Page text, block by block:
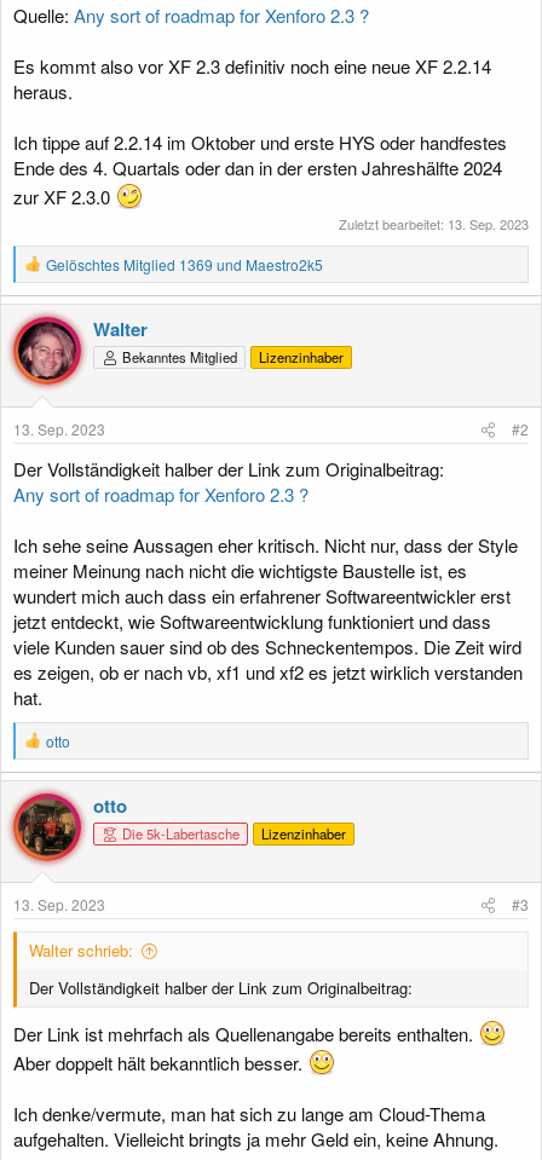
Quelle: Any sort of roadmap for Xenforo 2.3 ?
Es kommt also vor XF 2.3 definitiv noch eine neue XF 2.2.14
heraus.
Ich tippe auf 2.2.14 im Oktober und erste HYS oder handfestes
Ende des 4. Quartals oder dan in der ersten Jahreshälfte 2024
zur XF 2.3.0
Zuletzt bearbeitet: 13. Sep. 2023
R
e
a
k
t
i
o
n
n
Gelöschtes Mitglied 1369 und Maestro2k5
Walter
Bekanntes Mitglied Lizenzinhaber
13. Sep. 2023 #2
Der Vollständigkeit halber der Link zum Originalbeitrag:
Any sort of roadmap for Xenforo 2.3 ?
Ich sehe seine Aussagen eher kritisch. Nicht nur, dass der Style
meiner Meinung nach nicht die wichtigste Baustelle ist, es
wundert mich auch dass ein erfahrener Softwareentwickler erst
jetzt entdeckt, wie Softwareentwicklung funktioniert und dass
viele Kunden sauer sind ob des Schneckentempos. Die Zeit wird
es zeigen, ob er nach vb, xf1 und xf2 es jetzt wirklich verstanden
hat.
R
e
a
k
t
i
o
n
n
otto
otto
Die 5k-Labertasche Lizenzinhaber
13. Sep. 2023 #3
Walter schrieb:
Der Vollständigkeit halber der Link zum Originalbeitrag:
Der Link ist mehrfach als Quellenangabe bereits enthalten.
Aber doppelt hält bekanntlich besser.
Ich denke/vermute, man hat sich zu lange am Cloud-Thema
aufgehalten. Vielleicht bringts ja mehr Geld ein, keine Ahnung.